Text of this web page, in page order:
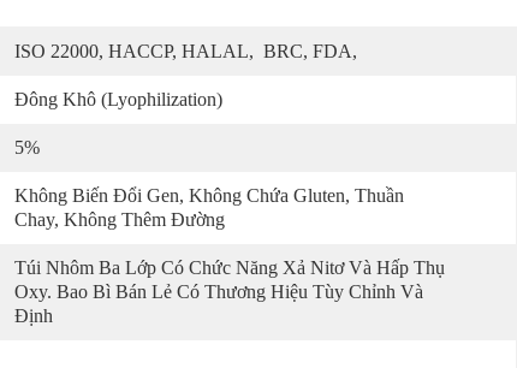
ISO 22000, HACCP, HALAL,  BRC, FDA,
Đông Khô (Lyophilization)
5%
Không Biến Đổi Gen, Không Chứa Gluten, Thuần
Chay, Không Thêm Đường
Túi Nhôm Ba Lớp Có Chức Năng Xả Nitơ Và Hấp Thụ
Oxy. Bao Bì Bán Lẻ Có Thương Hiệu Tùy Chỉnh Và
Định